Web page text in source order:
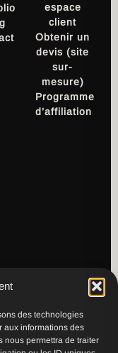
des technologies
aux informations des
nous permettra de traiter
espace
client
Obtenir un
devis (site
sur-
mesure)
Programme
d’affiliation